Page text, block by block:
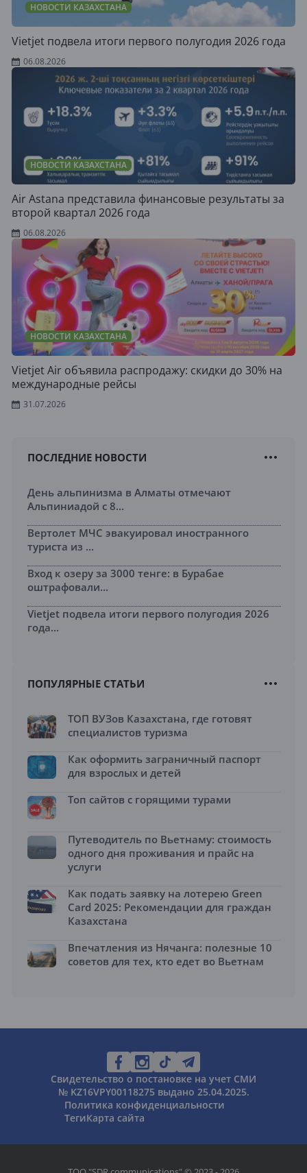
НОВОСТИ КАЗАХСТАНА
Vietjet подвела итоги первого полугодия 2026 года
06.08.2026
НОВОСТИ КАЗАХСТАНА
Air Astana представила финансовые результаты за
второй квартал 2026 года
06.08.2026
НОВОСТИ КАЗАХСТАНА
Vietjet Air объявила распродажу: скидки до 30% на
международные рейсы
31.07.2026
ПОСЛЕДНИЕ НОВОСТИ
День альпинизма в Алматы отмечают
Альпиниадой с 8...
Вертолет МЧС эвакуировал иностранного
туриста из ...
Вход к озеру за 3000 тенге: в Бурабае
оштрафовали...
Vietjet подвела итоги первого полугодия 2026
года...
ПОПУЛЯРНЫЕ СТАТЬИ
ТОП ВУЗов Казахстана, где готовят
специалистов туризма
Как оформить заграничный паспорт
для взрослых и детей
Топ сайтов с горящими турами
Путеводитель по Вьетнаму: стоимость
одного дня проживания и прайс на
услуги
Как подать заявку на лотерею Green
Card 2025: Рекомендации для граждан
Казахстана
Впечатления из Нячанга: полезные 10
советов для тех, кто едет во Вьетнам
Свидетельство о постановке на учет СМИ
№ KZ16VPY00118275 выдано 25.04.2025.
Политика конфиденциальности
ТегиКарта сайта